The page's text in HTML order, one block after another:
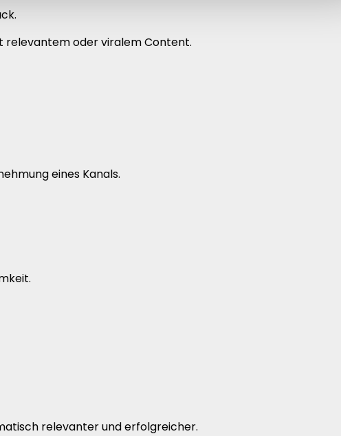
oder viralem Content.
eines Kanals.
relevanter und erfolgreicher.